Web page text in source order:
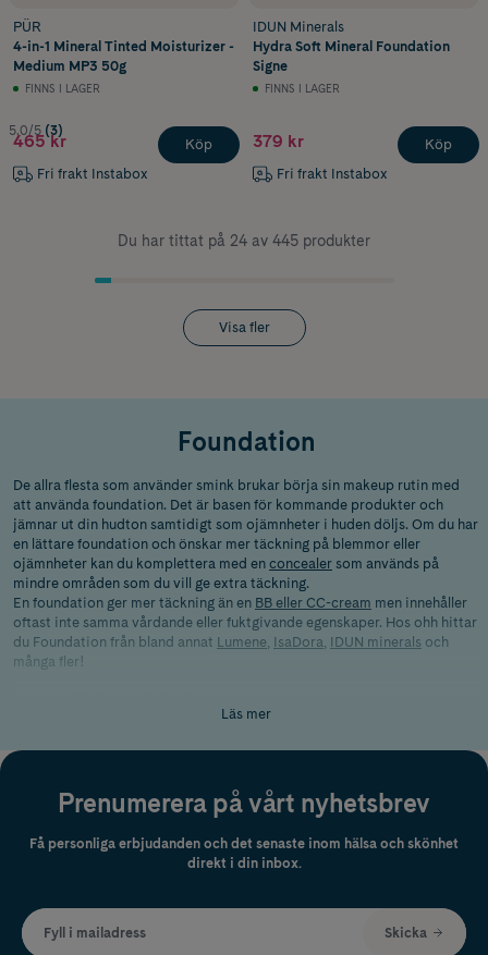
PÜR
4-in-1 Mineral Tinted Moisturizer -
Medium MP3 50g
FINNS I LAGER
5.0/5 (3)
465 kr
Fri frakt Instabox
Köp
IDUN Minerals
Hydra Soft Mineral Foundation
Signe
FINNS I LAGER
379 kr
Fri frakt Instabox
Köp
Du har tittat på 24 av 445 produkter
Visa fler
Foundation
De allra flesta som använder smink brukar börja sin makeup rutin med
att använda foundation. Det är basen för kommande produkter och
jämnar ut din hudton samtidigt som ojämnheter i huden döljs. Om du har
en lättare foundation och önskar mer täckning på blemmor eller
ojämnheter kan du komplettera med en concealer som används på
mindre områden som du vill ge extra täckning.
En foundation ger mer täckning än en BB eller CC-cream men innehåller
oftast inte samma vårdande eller fuktgivande egenskaper. Hos ohh hittar
du Foundation från bland annat Lumene, IsaDora, IDUN minerals och
många fler!
Det finns en hel uppsjö av foundation – puder, kräm och stift är de allra
Har du blandhy? Välj då gärna en krämigare foundation som inte är
för fet. Du kan även välja ett mineralpuder som låter huden andas.
Fet hy tenderar att bli blank om du väljer en foundation som
innehåller mycket olja. Testa gärna en puderfoundation som mattar
och ger fukt. Om du har mycket torr hud och fått torrhetsrynkor är
det bra att välja en tunnare foundation som inte riskerar att lägga
Läs mer
Prenumerera på vårt nyhetsbrev
Få personliga erbjudanden och det senaste inom hälsa och skönhet
direkt i din inbox.
Fyll i mailadress Skicka